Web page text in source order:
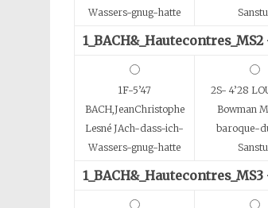
Wassers-gnug-hatte
1_BACH&_Hautecontres_MS2
1F-5’47
BACH,JeanChristophe
Lesné JAch-dass-ich-
Wassers-gnug-hatte
2S- 4’28
Bowman
baroque-
1_BACH&_Hautecontres_MS3